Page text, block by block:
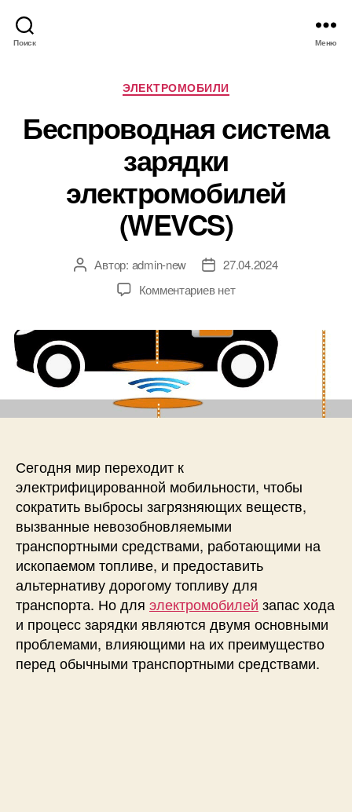
Поиск Меню
Р
у
б
р
и
к
и
ЭЛЕКТРОМОБИЛИ
Беспроводная система
зарядки
электромобилей
(WEVCS)
А
р
з
а
и
с
Автор: admin-new
Д
т
з
п
с
и
27.04.2024
Комментариевк
п
и
с
о
в
о
д
н
а
я
с
и
с
т
нет
Сегодня мир переходит к
электрифицированной мобильности, чтобы
сократить выбросы загрязняющих веществ,
вызванные невозобновляемыми
транспортными средствами, работающими на
ископаемом топливе, и предоставить
альтернативу дорогому топливу для
транспорта. Но для электромобилей запас хода
и процесс зарядки являются двумя основными
проблемами, влияющими на их преимущество
перед обычными транспортными средствами.